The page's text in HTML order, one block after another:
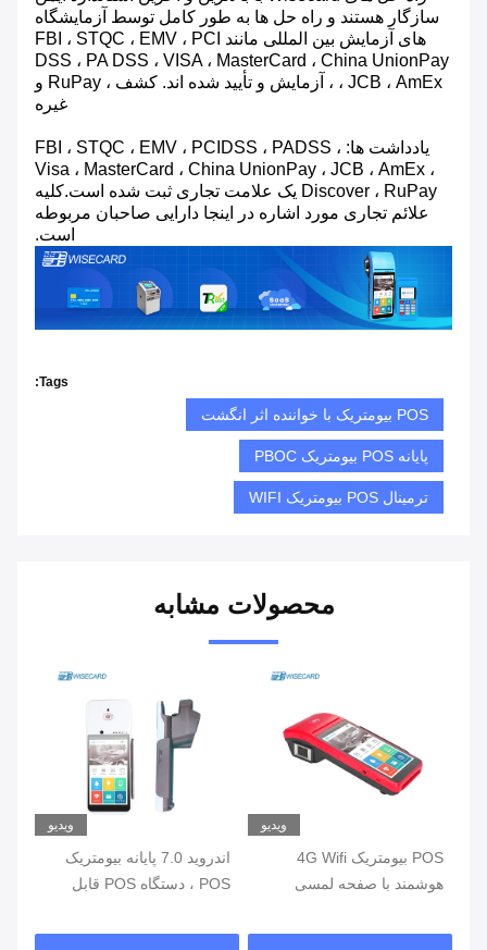
سازگار هستند و راه حل ها به طور کامل توسط آزمایشگاه
های آزمایش بین المللی مانند FBI ، STQC ، EMV ، PCI
DSS ، PA DSS ، VISA ، MasterCard ، China UnionPay
، JCB ، AmEx ، آزمایش و تأیید شده اند. کشف ، RuPay و
غیره
یادداشت ها: FBI ، STQC ، EMV ، PCIDSS ، PADSS ،
Visa ، MasterCard ، China UnionPay ، JCB ، AmEx ،
Discover ، RuPay یک علامت تجاری ثبت شده است.کلیه
علائم تجاری مورد اشاره در اینجا دارایی صاحبان مربوطه
است.
Tags:
POS بیومتریک با خواننده اثر انگشت
پایانه POS بیومتریک PBOC
ترمینال POS بیومتریک WIFI
محصولات مشابه
ویدیو
POS بیومتریک 4G Wifi
هوشمند با صفحه لمسی
ویدیو
اندروید 7.0 پایانه بیومتریک
POS ، دستگاه POS قابل